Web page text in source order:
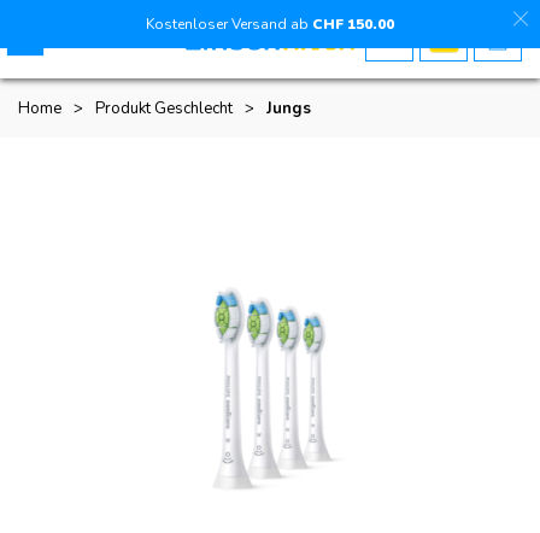
Home > Produkt Geschlecht > Jungs
Kostenloser Versand ab CHF 150.00